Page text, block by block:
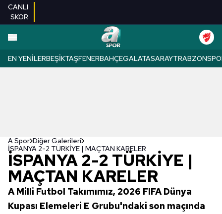
CANLI
SKOR
EN YENILERBEŞIKTAŞFENERBAHÇEGALATASARAY
A Spor Diğer Galerileri
İSPANYA 2-2 TÜRKİYE | MAÇTAN KARELER
İSPANYA 2-2 TÜRKİYE |
MAÇTAN KARELER
A Milli Futbol Takımımız, 2026 FIFA Dünya
Kupası Elemeleri E Grubu'ndaki son maçında